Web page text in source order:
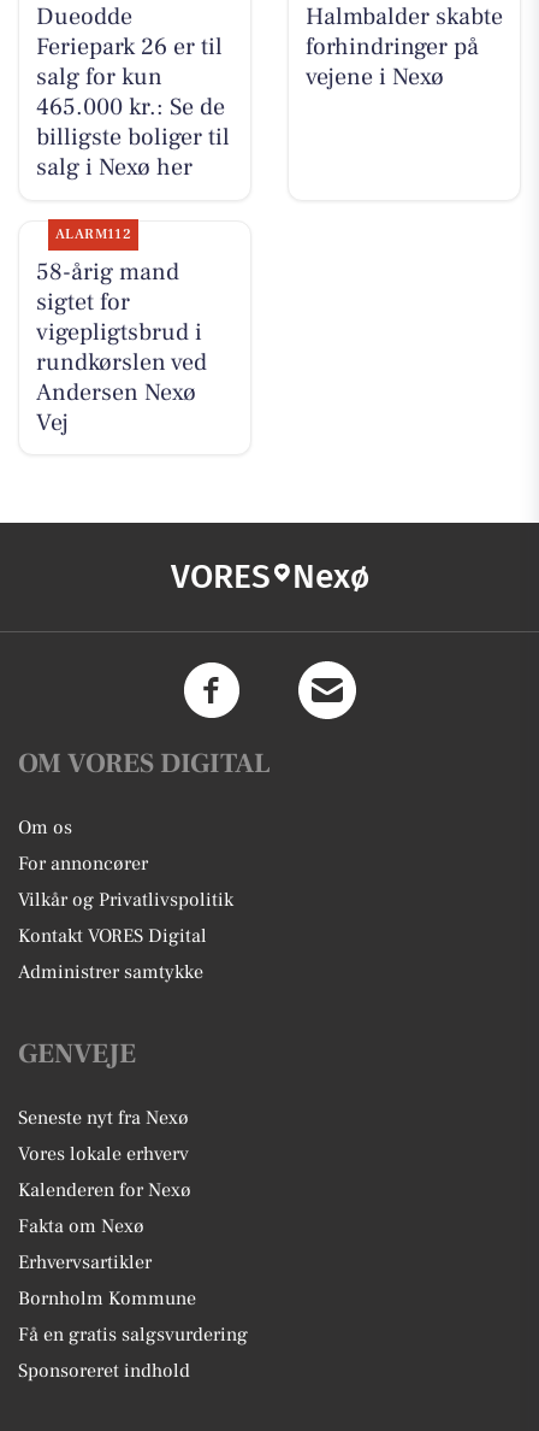
Dueodde
Feriepark 26 er til
salg for kun
465.000 kr.: Se de
billigste boliger til
salg i Nexø her
Halmbalder skabte
forhindringer på
vejene i Nexø
ALARM112
58-årig mand
sigtet for
vigepligtsbrud i
rundkørslen ved
Andersen Nexø
Vej
VORES Nexø
OM VORES DIGITAL
Om os
For annoncører
Vilkår og Privatlivspolitik
Kontakt VORES Digital
Administrer samtykke
GENVEJE
Seneste nyt fra Nexø
Vores lokale erhverv
Kalenderen for Nexø
Fakta om Nexø
Erhvervsartikler
Bornholm Kommune
Få en gratis salgsvurdering
Sponsoreret indhold